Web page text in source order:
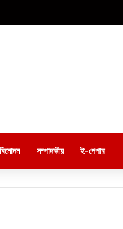
বিনোদন সম্পাদকীয় ই-পেপার